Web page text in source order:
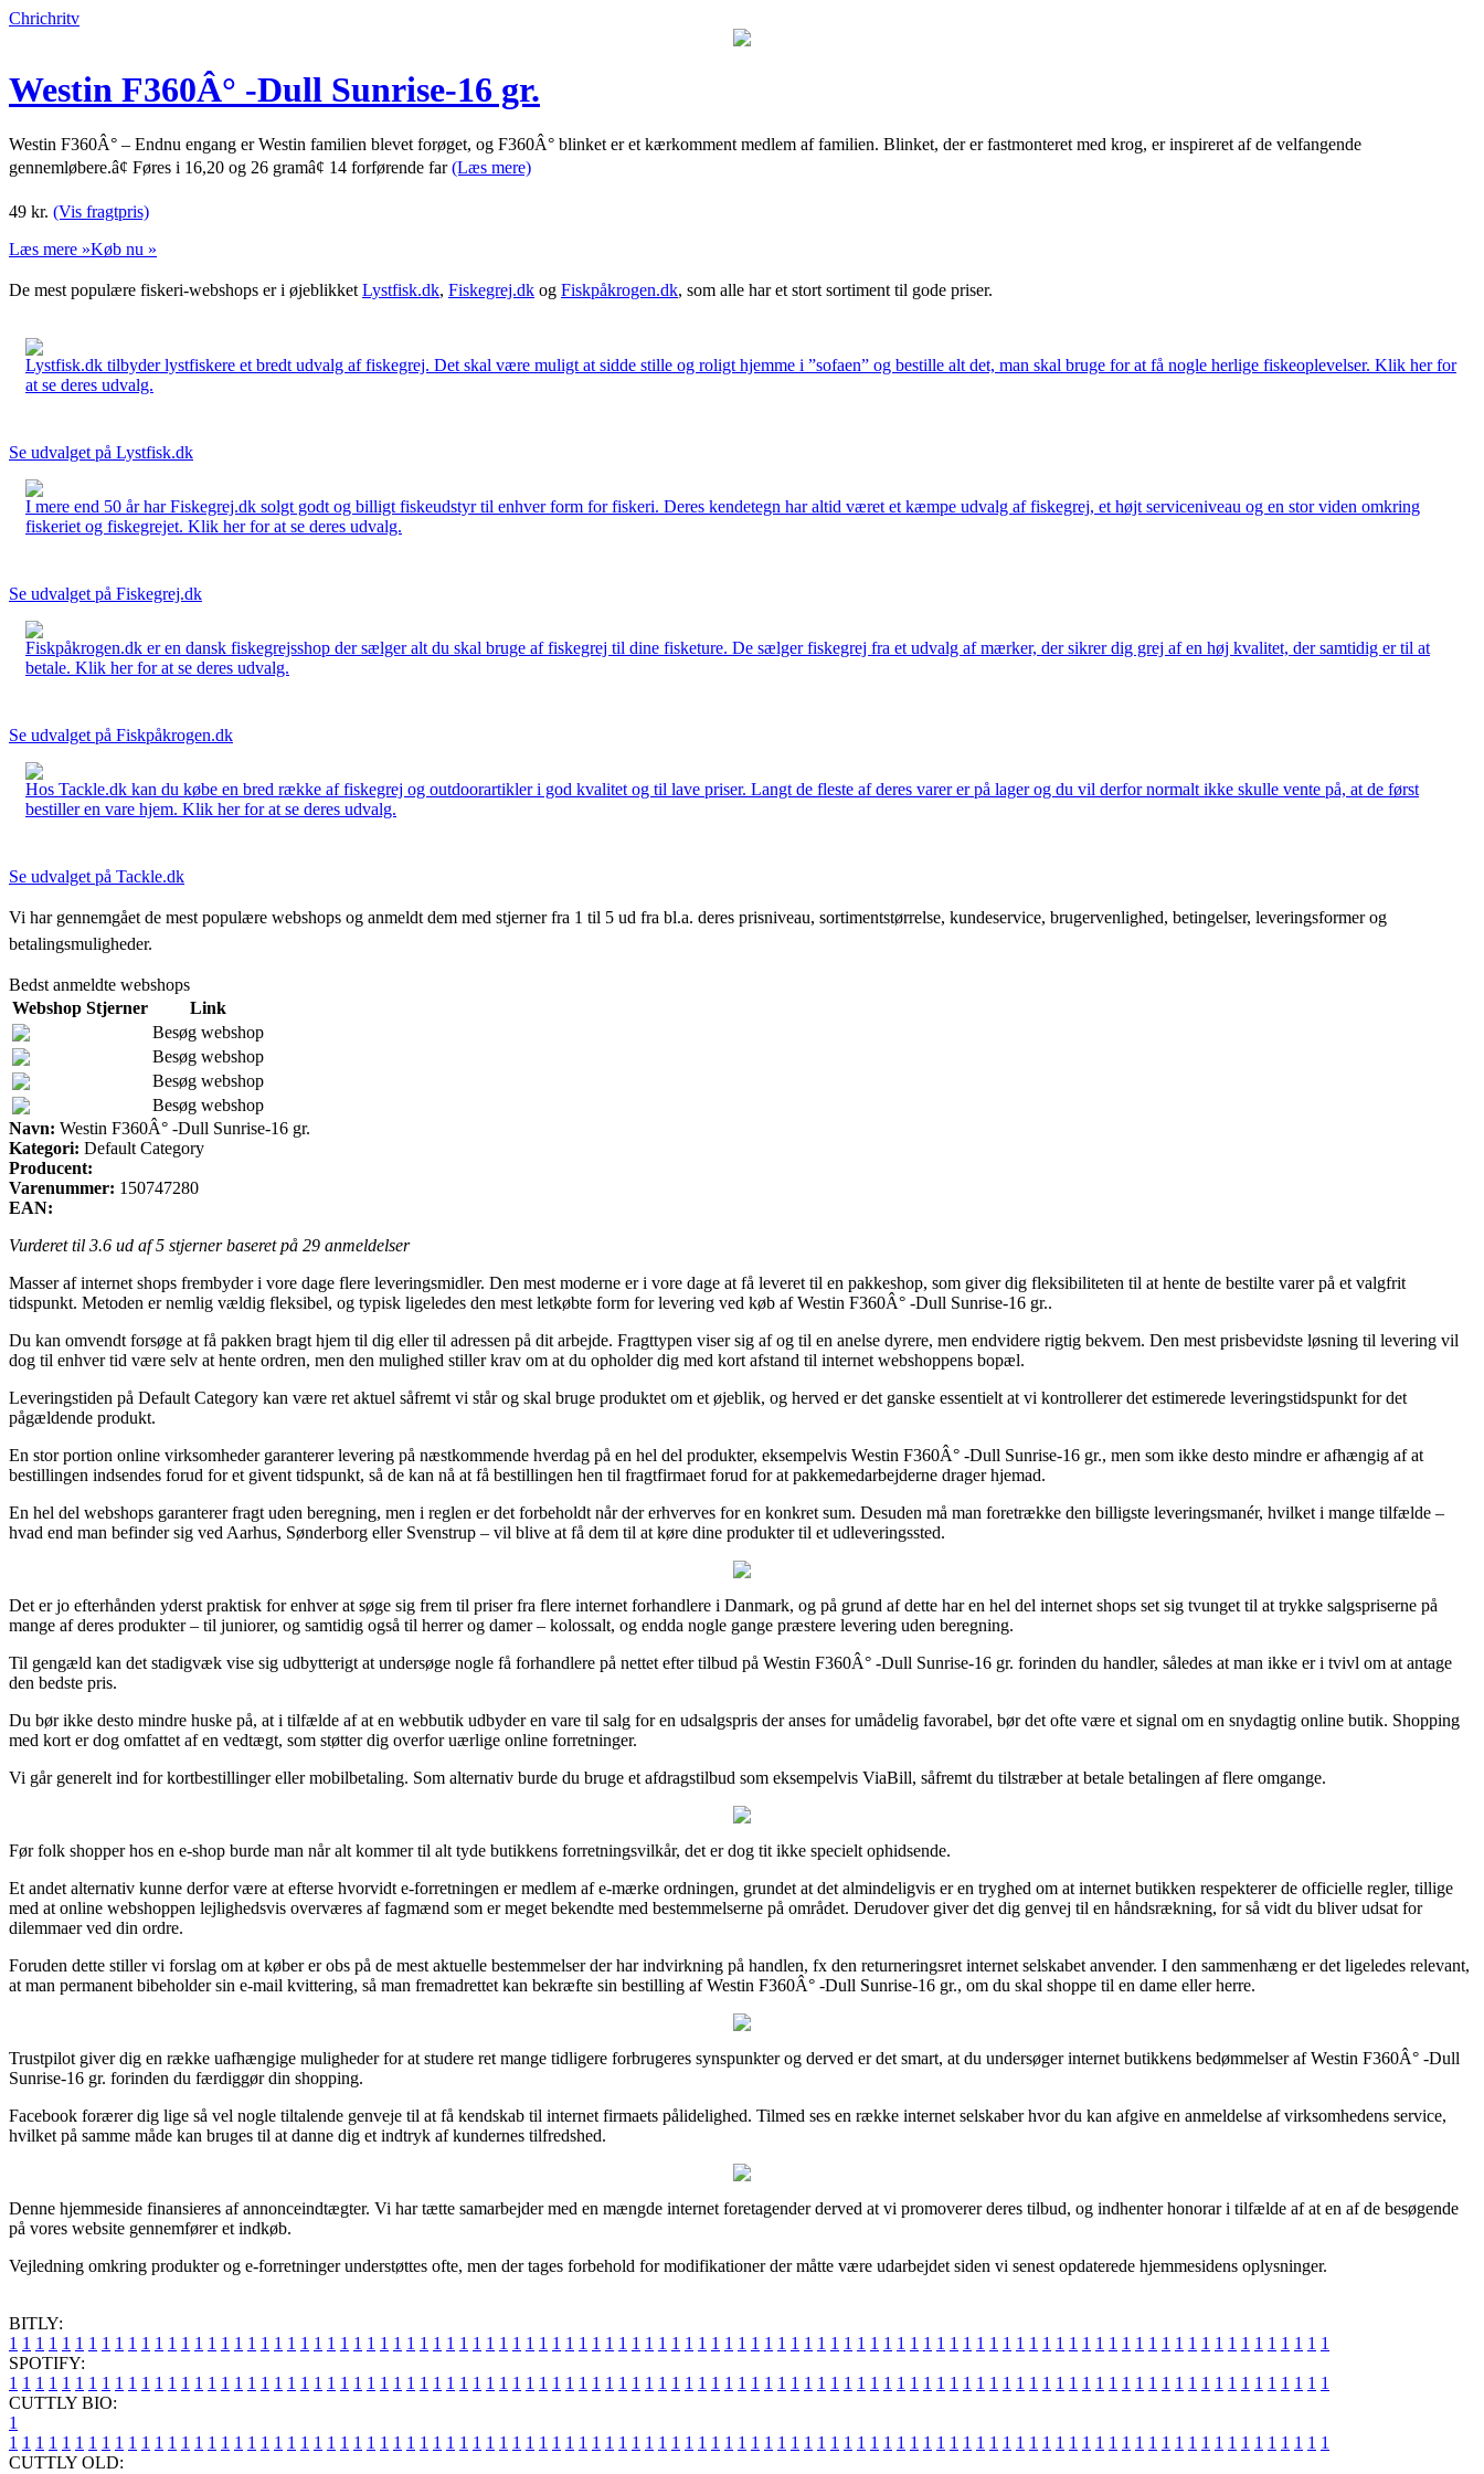
Chrichritv
Westin F360Â° -Dull Sunrise-16 gr.
Westin F360Â° – Endnu engang er Westin familien blevet forøget, og F360Â° blinket er et kærkomment medlem af familien. Blinket, der er fastmonteret med krog, er inspireret af de velfangende
gennemløbere.â¢ Føres i 16,20 og 26 gramâ¢ 14 forførende far(Læs mere)
49 kr. (Vis fragtpris)
Læs mere »Køb nu »
De mest populære fiskeri-webshops er i øjeblikket Lystfisk.dk, Fiskegrej.dk og Fiskpåkrogen.dk, som alle har et stort sortiment til gode priser.
Lystfisk.dk tilbyder lystfiskere et bredt udvalg af fiskegrej. Det skal være muligt at sidde stille og roligt hjemme i ”sofaen” og bestille alt det, man skal bruge for at få nogle herlige fiskeoplevelser. Klik her for
at se deres udvalg.
Se udvalget på Lystfisk.dk
I mere end 50 år har Fiskegrej.dk solgt godt og billigt fiskeudstyr til enhver form for fiskeri. Deres kendetegn har altid været et kæmpe udvalg af fiskegrej, et højt serviceniveau og en stor viden omkring
fiskeriet og fiskegrejet. Klik her for at se deres udvalg.
Se udvalget på Fiskegrej.dk
Fiskpåkrogen.dk er en dansk fiskegrejsshop der sælger alt du skal bruge af fiskegrej til dine fisketure. De sælger fiskegrej fra et udvalg af mærker, der sikrer dig grej af en høj kvalitet, der samtidig er til at
betale. Klik her for at se deres udvalg.
Se udvalget på Fiskpåkrogen.dk
Hos Tackle.dk kan du købe en bred række af fiskegrej og outdoorartikler i god kvalitet og til lave priser. Langt de fleste af deres varer er på lager og du vil derfor normalt ikke skulle vente på, at de først
bestiller en vare hjem. Klik her for at se deres udvalg.
Se udvalget på Tackle.dk
Vi har gennemgået de mest populære webshops og anmeldt dem med stjerner fra 1 til 5 ud fra bl.a. deres prisniveau, sortimentstørrelse, kundeservice, brugervenlighed, betingelser, leveringsformer og
betalingsmuligheder.
Bedst anmeldte webshops
Webshop Stjerner
Link
Besøg webshop
Besøg webshop
Besøg webshop
Besøg webshop
Navn: Westin F360Â° -Dull Sunrise-16 gr.
Kategori: Default Category
Producent:
Varenummer: 150747280
EAN:
Vurderet til 3.6 ud af 5 stjerner baseret på 29 anmeldelser
Masser af internet shops frembyder i vore dage flere leveringsmidler. Den mest moderne er i vore dage at få leveret til en pakkeshop, som giver dig fleksibiliteten til at hente de bestilte varer på et valgfrit
tidspunkt. Metoden er nemlig vældig fleksibel, og typisk ligeledes den mest letkøbte form for levering ved køb af Westin F360Â° -Dull Sunrise-16 gr..
Du kan omvendt forsøge at få pakken bragt hjem til dig eller til adressen på dit arbejde. Fragttypen viser sig af og til en anelse dyrere, men endvidere rigtig bekvem. Den mest prisbevidste løsning til levering vil
dog til enhver tid være selv at hente ordren, men den mulighed stiller krav om at du opholder dig med kort afstand til internet webshoppens bopæl.
Leveringstiden på Default Category kan være ret aktuel såfremt vi står og skal bruge produktet om et øjeblik, og herved er det ganske essentielt at vi kontrollerer det estimerede leveringstidspunkt for det
pågældende produkt.
En stor portion online virksomheder garanterer levering på næstkommende hverdag på en hel del produkter, eksempelvis Westin F360Â° -Dull Sunrise-16 gr., men som ikke desto mindre er afhængig af at
bestillingen indsendes forud for et givent tidspunkt, så de kan nå at få bestillingen hen til fragtfirmaet forud for at pakkemedarbejderne drager hjemad.
En hel del webshops garanterer fragt uden beregning, men i reglen er det forbeholdt når der erhverves for en konkret sum. Desuden må man foretrække den billigste leveringsmanér, hvilket i mange tilfælde –
hvad end man befinder sig ved Aarhus, Sønderborg eller Svenstrup – vil blive at få dem til at køre dine produkter til et udleveringssted.
Det er jo efterhånden yderst praktisk for enhver at søge sig frem til priser fra flere internet forhandlere i Danmark, og på grund af dette har en hel del internet shops set sig tvunget til at trykke salgspriserne på
mange af deres produkter – til juniorer, og samtidig også til herrer og damer – kolossalt, og endda nogle gange præstere levering uden beregning.
Til gengæld kan det stadigvæk vise sig udbytterigt at undersøge nogle få forhandlere på nettet efter tilbud på Westin F360Â° -Dull Sunrise-16 gr. forinden du handler, således at man ikke er i tvivl om at antage
den bedste pris.
Du bør ikke desto mindre huske på, at i tilfælde af at en webbutik udbyder en vare til salg for en udsalgspris der anses for umådelig favorabel, bør det ofte være et signal om en snydagtig online butik. Shopping
med kort er dog omfattet af en vedtægt, som støtter dig overfor uærlige online forretninger.
Vi går generelt ind for kortbestillinger eller mobilbetaling. Som alternativ burde du bruge et afdragstilbud som eksempelvis ViaBill, såfremt du tilstræber at betale betalingen af flere omgange.
Før folk shopper hos en e-shop burde man når alt kommer til alt tyde butikkens forretningsvilkår, det er dog tit ikke specielt ophidsende.
Et andet alternativ kunne derfor være at efterse hvorvidt e-forretningen er medlem af e-mærke ordningen, grundet at det almindeligvis er en tryghed om at internet butikken respekterer de officielle regler, tillige
med at online webshoppen lejlighedsvis overværes af fagmænd som er meget bekendte med bestemmelserne på området. Derudover giver det dig genvej til en håndsrækning, for så vidt du bliver udsat for
dilemmaer ved din ordre.
Foruden dette stiller vi forslag om at køber er obs på de mest aktuelle bestemmelser der har indvirkning på handlen, fx den returneringsret internet selskabet anvender. I den sammenhæng er det ligeledes relevant,
at man permanent bibeholder sin e-mail kvittering, så man fremadrettet kan bekræfte sin bestilling af Westin F360Â° -Dull Sunrise-16 gr., om du skal shoppe til en dame eller herre.
Trustpilot giver dig en række uafhængige muligheder for at studere ret mange tidligere forbrugeres synspunkter og derved er det smart, at du undersøger internet butikkens bedømmelser af Westin F360Â° -Dull
Sunrise-16 gr. forinden du færdiggør din shopping.
Facebook forærer dig lige så vel nogle tiltalende genveje til at få kendskab til internet firmaets pålidelighed. Tilmed ses en række internet selskaber hvor du kan afgive en anmeldelse af virksomhedens service,
hvilket på samme måde kan bruges til at danne dig et indtryk af kundernes tilfredshed.
Denne hjemmeside finansieres af annonceindtægter. Vi har tætte samarbejder med en mængde internet foretagender derved at vi promoverer deres tilbud, og indhenter honorar i tilfælde af at en af de besøgende
på vores website gennemfører et indkøb.
Vejledning omkring produkter og e-forretninger understøttes ofte, men der tages forbehold for modifikationer der måtte være udarbejdet siden vi senest opdaterede hjemmesidens oplysninger.
BITLY:
1 1 1 1 1 1 1 1 1 1 1 1 1 1 1 1 1 1 1 1 1 1 1 1 1 1 1 1 1 1 1 1 1 1 1 1 1 1 1 1 1 1 1 1 1 1 1 1 1 1 1 1 1 1 1 1 1 1 1 1 1 1 1 1 1 1 1 1 1 1 1 1 1 1 1 1 1 1 1 1 1 1 1 1 1 1 1 1 1 1 1 1 1 1 1 1 1 1 1 1
SPOTIFY:
1 1 1 1 1 1 1 1 1 1 1 1 1 1 1 1 1 1 1 1 1 1 1 1 1 1 1 1 1 1 1 1 1 1 1 1 1 1 1 1 1 1 1 1 1 1 1 1 1 1 1 1 1 1 1 1 1 1 1 1 1 1 1 1 1 1 1 1 1 1 1 1 1 1 1 1 1 1 1 1 1 1 1 1 1 1 1 1 1 1 1 1 1 1 1 1 1 1 1 1
CUTTLY BIO:
1
1 1 1 1 1 1 1 1 1 1 1 1 1 1 1 1 1 1 1 1 1 1 1 1 1 1 1 1 1 1 1 1 1 1 1 1 1 1 1 1 1 1 1 1 1 1 1 1 1 1 1 1 1 1 1 1 1 1 1 1 1 1 1 1 1 1 1 1 1 1 1 1 1 1 1 1 1 1 1 1 1 1 1 1 1 1 1 1 1 1 1 1 1 1 1 1 1 1 1 1
CUTTLY OLD: